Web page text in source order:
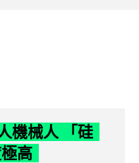
機械人 「硅
高